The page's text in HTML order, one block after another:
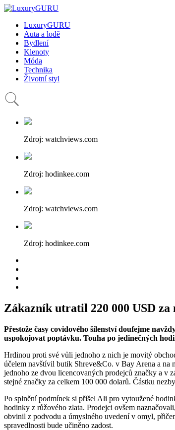
LuxuryGURU
Auta a lodě
Bydlení
Klenoty
Móda
Technika
Životní styl
Zdroj: watchviews.com
Zdroj: hodinkee.com
Zdroj: watchviews.com
Zdroj: hodinkee.com
Zákazník utratil 220 000 USD
Přestože časy covidového šílenství doufejme
uspokojovat poptávku. Touha po jedinečných
Hrdinou proti své vůli jednoho z nich je movitý
účelem navštívil butik Shreve&Co. v Bay Arena a na
jednoho ze dvou licencovaných prodejců značky a v
stejné značky za celkem 100 000 dolarů. Částku
Po splnění podmínek si přišel Ali pro vytoužené
hodinky z růžového zlata. Prodejci ovšem
obvinil z podvodu a úmyslného uvedení v omyl,
spravedlnosti bude učiněno zadost.